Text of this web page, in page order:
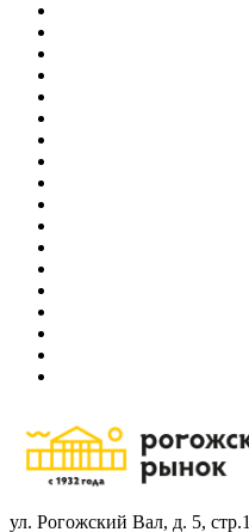
ул. Рогожский Вал, д. 5, стр.1